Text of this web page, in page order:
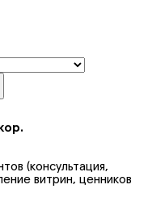
(консультация,
витрин, ценников